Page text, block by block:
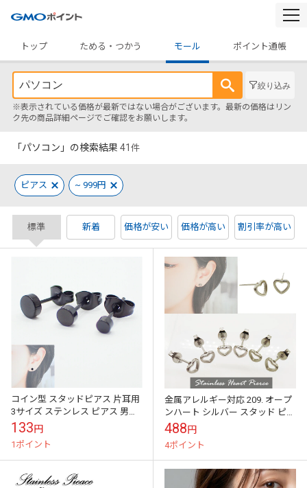
トップ
ためる・つかう モール ポイント通帳
絞り込み
※表示されている価格が最新ではない場合がございます。最新の価格はリン
ク先の商品詳細ページでご確認をお願いします。
「パソコン」の検索結果 41 件
ピアス ~ 999円
標準 新着 価格が安い 価格が高い 割引率が高い
コイン型 スタッドピアス 片耳用
3サイズ ステンレス ピアス 男女
兼用 メンズ DIY 国内発送
133円
1ポイント
金属アレルギー対応 209. オープ
ンハート シルバー スタッド ピア
ス 1ペア 10ペア シンプル ステン
レス304 国内発送
488円
4ポイント